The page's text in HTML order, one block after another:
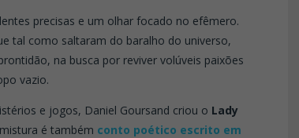
precisas e um olhar focado no efêmero.
tal como saltaram do baralho do universo,
na busca por reviver volúveis paixões
vazio.
e jogos, Daniel Goursand criou o Lady
é também conto poético escrito em